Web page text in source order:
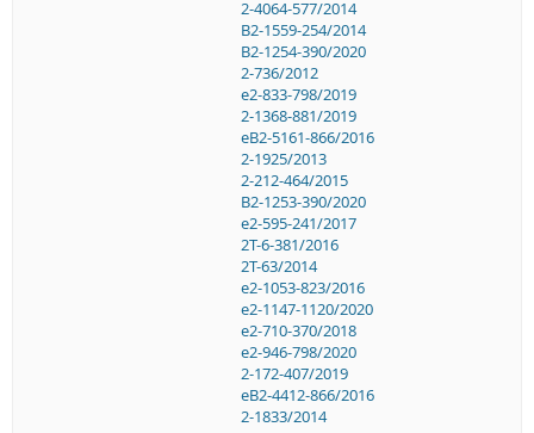
2-4064-577/2014
B2-1559-254/2014
B2-1254-390/2020
2-736/2012
e2-833-798/2019
2-1368-881/2019
eB2-5161-866/2016
2-1925/2013
2-212-464/2015
B2-1253-390/2020
e2-595-241/2017
2T-6-381/2016
2T-63/2014
e2-1053-823/2016
e2-1147-1120/2020
e2-710-370/2018
e2-946-798/2020
2-172-407/2019
eB2-4412-866/2016
2-1833/2014